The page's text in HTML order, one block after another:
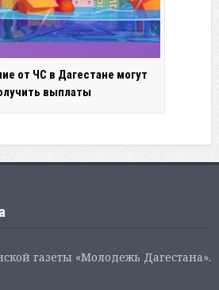
от ЧС в Дагестане могут
выплаты
газеты «Молодежь Дагестана».